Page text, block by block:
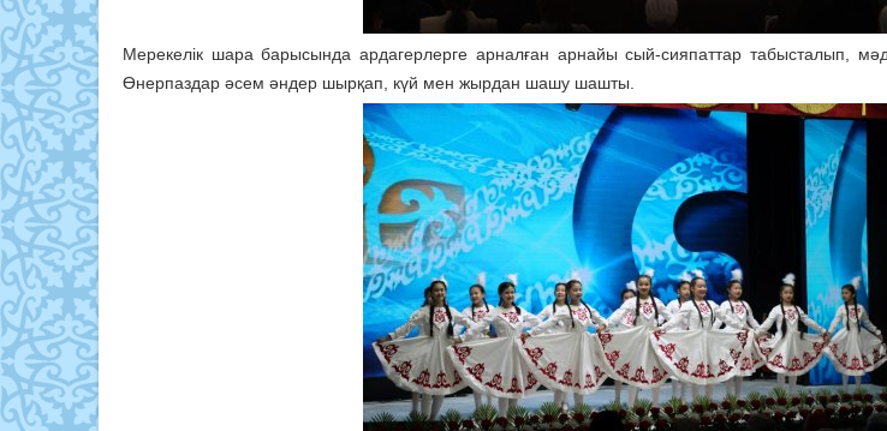
Мерекелік шара барысында ардагерлерге арналған арнайы сый-сияпаттар табысталып,
Өнерпаздар әсем әндер шырқап, күй мен жырдан шашу шашты.